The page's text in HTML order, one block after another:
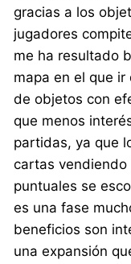
gracias a los
jugadores
me ha resultado
mapa en el que
de objetos con
que menos
partidas, ya que
cartas vendiendo
puntuales se
es una fase
beneficios son
una expansión